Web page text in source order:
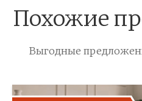
Похожие
Выгодные